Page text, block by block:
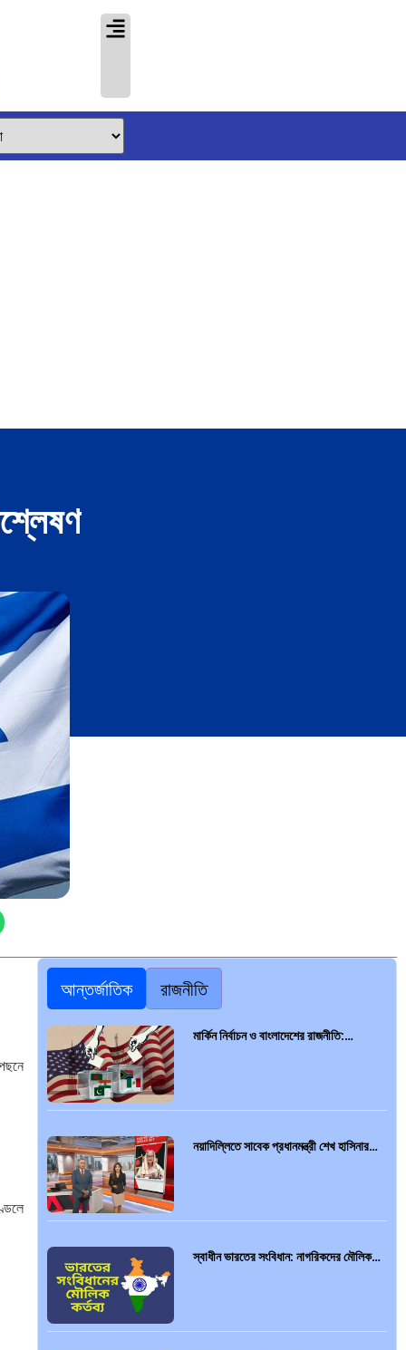
আন্তর্জাতিক রাজনীতি
মার্কিন নির্বাচন ও বাংলাদেশের রাজনীতি:…
নয়াদিল্লিতে সাবেক প্রধানমন্ত্রী শেখ হাসিনার…
স্বাধীন ভারতের সংবিধান: নাগরিকদের মৌলিক…